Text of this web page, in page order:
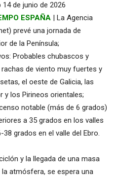
de junio de 2026
ESPAÑA | La Agencia
prevé una jornada de
de la Península;
Probables chubascos y
de viento muy fuertes y
el oeste de Galicia, las
y los Pirineos orientales;
notable (más de 6 grados)
a 35 grados en los valles
38 grados en el valle del Ebro.
y la llegada de una masa
atmósfera, se espera una